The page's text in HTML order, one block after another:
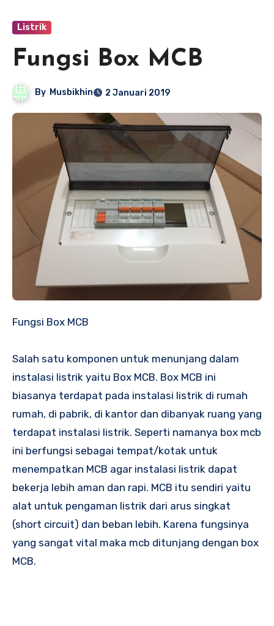
Listrik
Fungsi Box MCB
By Musbikhin 2 Januari 2019
Fungsi Box MCB
Salah satu komponen untuk menunjang dalam
instalasi listrik yaitu Box MCB. Box MCB ini
biasanya terdapat pada instalasi listrik di rumah
rumah, di pabrik, di kantor dan dibanyak ruang yang
terdapat instalasi listrik. Seperti namanya box mcb
ini berfungsi sebagai tempat/kotak untuk
menempatkan MCB agar instalasi listrik dapat
bekerja lebih aman dan rapi. MCB itu sendiri yaitu
alat untuk pengaman listrik dari arus singkat
(short circuit) dan beban lebih. Karena fungsinya
yang sangat vital maka mcb ditunjang dengan box
MCB.